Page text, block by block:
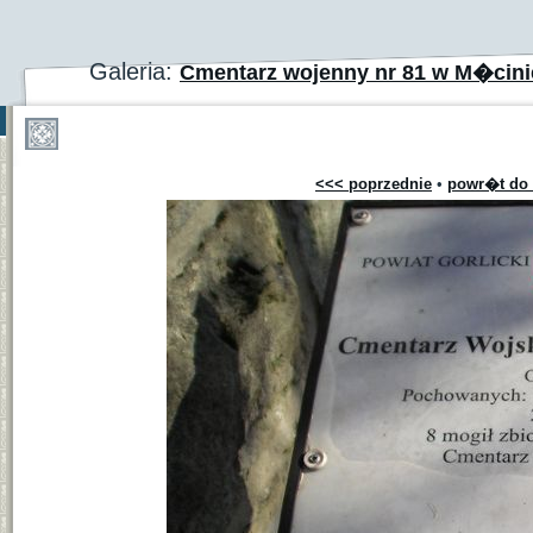
Galeria:Cmentarz wojenny nr 81 w
<<< poprzednie • powr�t do